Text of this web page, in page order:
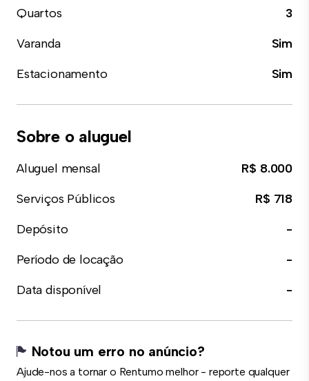
Quartos
3
Varanda
Sim
Estacionamento
Sim
Sobre o aluguel
Aluguel mensal
R$ 8.000
Serviços Públicos
R$ 718
Depósito
-
Período de locação
-
Data disponível
-
Notou um erro no anúncio?
Ajude-nos a tornar o Rentumo melhor - reporte qualquer